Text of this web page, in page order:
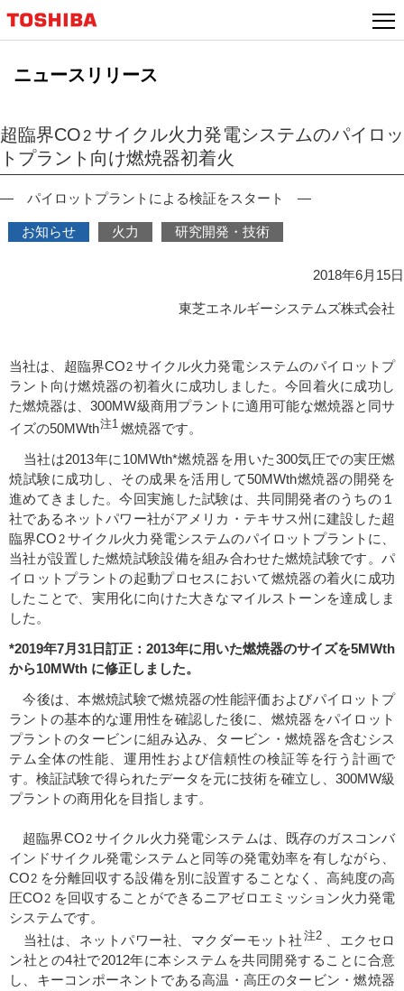
ジ
プ
ニュースリリース
超臨界CO2 サイクル火力発電システムのパイロッ
トプラント向け燃焼器初着火
― パイロットプラントによる検証をスタート ―
お知らせ 火力 研究開発・技術
2018年6月15日
東芝エネルギーシステムズ株式会社
当社は、超臨界CO2 サイクル火力発電システムのパイロットプ
ラント向け燃焼器の初着火に成功しました。今回着火に成功し
た燃焼器は、300MW級商用プラントに適用可能な燃焼器と同サ
イズの50MWth注1 燃焼器です。
当社は2013年に10MWth*燃焼器を用いた300気圧での実圧燃
焼試験に成功し、その成果を活用して50MWth燃焼器の開発を
進めてきました。今回実施した試験は、共同開発者のうちの１
社であるネットパワー社がアメリカ・テキサス州に建設した超
臨界CO 2 サイクル火力発電システムのパイロットプラントに、
当社が設置した燃焼試験設備を組み合わせた燃焼試験です。パ
イロットプラントの起動プロセスにおいて燃焼器の着火に成功
したことで、実用化に向けた大きなマイルストーンを達成しま
した。
*2019年7月31日訂正：2013年に用いた燃焼器のサイズを5MWth
から10MWth に修正しました。
今後は、本燃焼試験で燃焼器の性能評価およびパイロットプ
ラントの基本的な運用性を確認した後に、燃焼器をパイロット
プラントのタービンに組み込み、タービン・燃焼器を含むシス
テム全体の性能、運用性および信頼性の検証等を行う計画で
す。検証試験で得られたデータを元に技術を確立し、300MW級
プラントの商用化を目指します。
超臨界CO2 サイクル火力発電システムは、既存のガスコンバ
インドサイクル発電システムと同等の発電効率を有しながら、
CO2 を分離回収する設備を別に設置することなく、高純度の高
圧CO2 を回収することができるニアゼロエミッション火力発電
システムです。
当社は、ネットパワー社、マクダーモット社 注2
、エクセロ
ン社との4社で2012年に本システムを共同開発することに合意
し、キーコンポーネントである高温・高圧のタービン・燃焼器